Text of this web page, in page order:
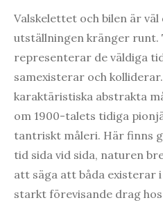
Valskelettet och bilen är
utställningen kränger runt.
representerar de väldiga
samexisterar och
karaktäristiska abstrakta
om 1900-talets tidiga
tantriskt måleri. Här finns
tid sida vid sida, naturen
att säga att båda existerar
starkt förevisande drag